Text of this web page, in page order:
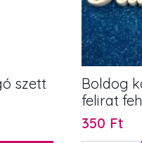
szett
Boldog
felirat
350 Ft